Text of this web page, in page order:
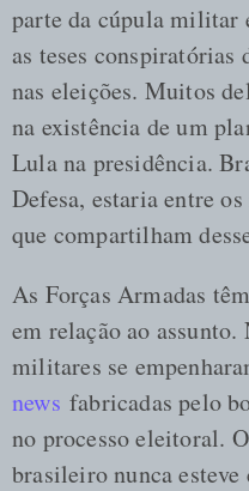
parte da cúpula militar
as teses conspiratórias
nas eleições. Muitos
na existência de um
Lula na presidência.
Defesa, estaria entre
que compartilham
As Forças Armadas
em relação ao
militares se
news fabricadas pelo
no processo eleitoral.
brasileiro nunca